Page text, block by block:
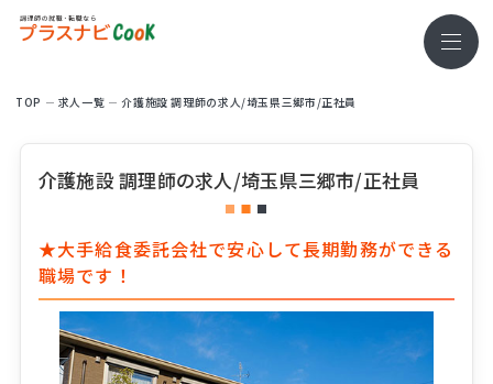
TOP 求⼈⼀覧 介護施設 調理師の求人/埼玉県三郷市/正社員
介護施設 調理師の求人/埼玉県三郷市/正社員
★大手給食委託会社で安心して長期勤務ができる
職場です！